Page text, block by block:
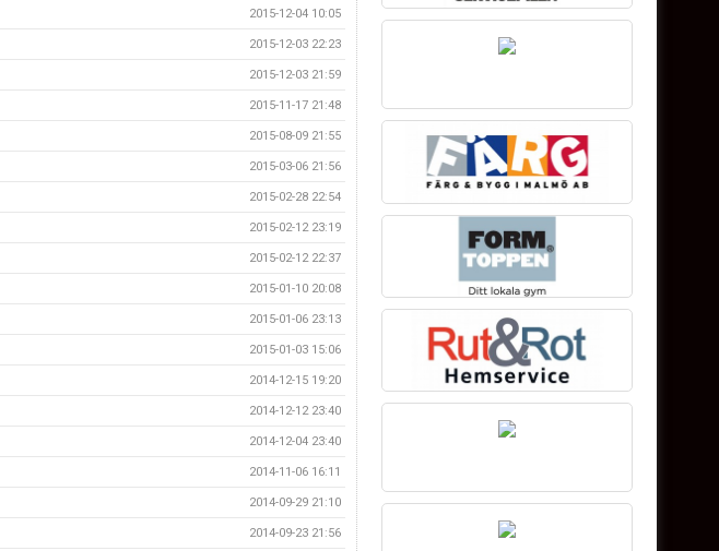
2015-12-04 10:05
2015-12-03 22:23
2015-12-03 21:59
2015-11-17 21:48
2015-08-09 21:55
2015-03-06 21:56
2015-02-28 22:54
2015-02-12 23:19
2015-02-12 22:37
2015-01-10 20:08
2015-01-06 23:13
2015-01-03 15:06
2014-12-15 19:20
2014-12-12 23:40
2014-12-04 23:40
2014-11-06 16:11
2014-09-29 21:10
2014-09-23 21:56